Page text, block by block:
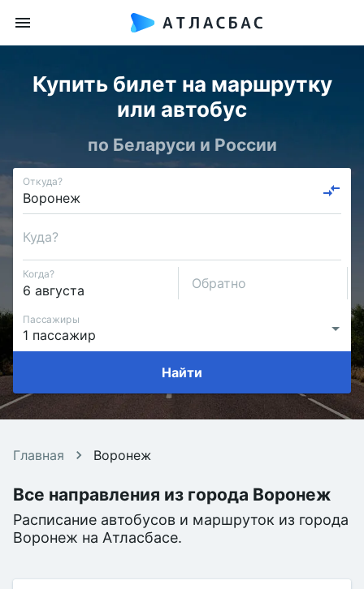
Купить билет на маршрутку
или автобус
по Беларуси и России
Откуда?
Куда?
Когда?
Обратно
Пассажиры
Найти
Главная Воронеж
Все направления из города Воронеж
Расписание автобусов и маршруток из города
Воронеж на Атласбасе.